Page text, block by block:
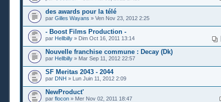
des awards pour la télé
par Gilles Wayans » Ven Nov 23, 2012 2:25
- Boost Films Production -
par Hellbilly » Dim Oct 16, 2011 13:14
Nouvelle franchise commune : Decay (Dk)
par Hellbilly » Mar Sep 11, 2012 22:57
SF Meritas 2043 - 2044
par DNH » Lun Juin 11, 2012 2:09
NewProduct'
par flocon » Mer Nov 02, 2011 18:47